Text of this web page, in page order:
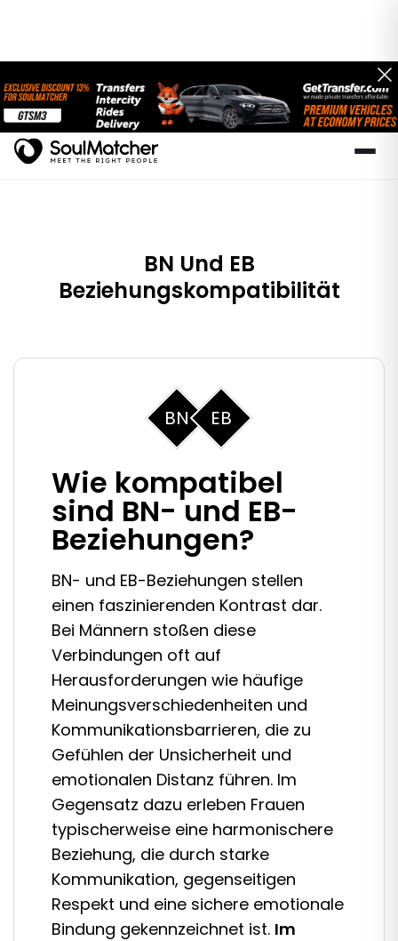
BN Und EB
Beziehungskompatibilität
BN EB
Wie kompatibel
sind BN- und EB-
Beziehungen?
BN- und EB-Beziehungen stellen
einen faszinierenden Kontrast dar.
Bei Männern stoßen diese
Verbindungen oft auf
Herausforderungen wie häufige
Meinungsverschiedenheiten und
Kommunikationsbarrieren, die zu
Gefühlen der Unsicherheit und
emotionalen Distanz führen. Im
Gegensatz dazu erleben Frauen
typischerweise eine harmonischere
Beziehung, die durch starke
Kommunikation, gegenseitigen
Respekt und eine sichere emotionale
Bindung gekennzeichnet ist. Im